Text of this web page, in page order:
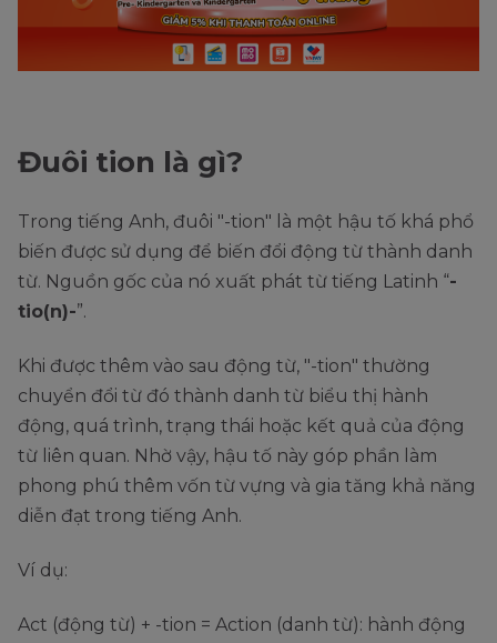
Đuôi tion là gì?
Trong tiếng Anh, đuôi "-tion" là một hậu tố khá phổ
biến được sử dụng để biến đổi động từ thành danh
từ. Nguồn gốc của nó xuất phát từ tiếng Latinh “-
tio(n)-”.
Khi được thêm vào sau động từ, "-tion" thường
chuyển đổi từ đó thành danh từ biểu thị hành
động, quá trình, trạng thái hoặc kết quả của động
từ liên quan. Nhờ vậy, hậu tố này góp phần làm
phong phú thêm vốn từ vựng và gia tăng khả năng
diễn đạt trong tiếng Anh.
Ví dụ:
Act (động từ) + -tion = Action (danh từ): hành động